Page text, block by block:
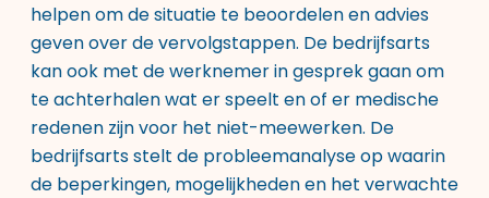
helpen om de situatie te beoordelen en advies
geven over de vervolgstappen. De bedrijfsarts
kan ook met de werknemer in gesprek gaan om
te achterhalen wat er speelt en of er medische
redenen zijn voor het niet-meewerken. De
bedrijfsarts stelt de probleemanalyse op waarin
de beperkingen, mogelijkheden en het verwachte